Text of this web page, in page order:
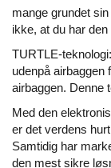
mange grundet
ikke, at du har den
TURTLE-
udenpå
airbaggen. Denne
Med den
er det verdens
Samtidig har
den mest sikre